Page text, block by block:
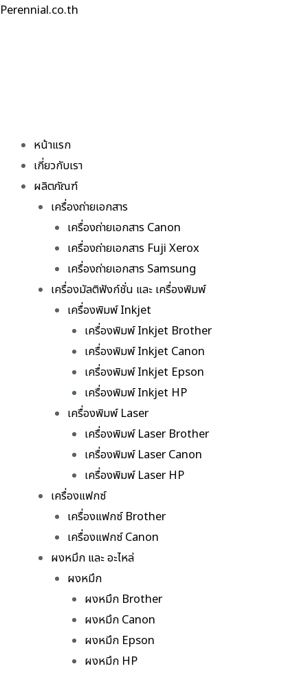
Skip
Perennial.co.th
หน้าแรก
เกี่ยวกับเรา
ผลิตภัณฑ์
เครื่องถ่ายเอกสาร
เครื่องถ่ายเอกสาร Canon
เครื่องถ่ายเอกสาร Fuji Xerox
เครื่องถ่ายเอกสาร Samsung
เครื่องมัลติฟังก์ชั่น และ เครื่องพิมพ์
เครื่องพิมพ์ Inkjet
เครื่องพิมพ์ Inkjet Brother
เครื่องพิมพ์ Inkjet Canon
เครื่องพิมพ์ Inkjet Epson
เครื่องพิมพ์ Inkjet HP
เครื่องพิมพ์ Laser
เครื่องพิมพ์ Laser Brother
เครื่องพิมพ์ Laser Canon
เครื่องพิมพ์ Laser HP
เครื่องแฟกซ์
เครื่องแฟกซ์ Brother
เครื่องแฟกซ์ Canon
ผงหมึก และ อะไหล่
ผงหมึก
ผงหมึก Brother
ผงหมึก Canon
ผงหมึก Epson
ผงหมึก HP